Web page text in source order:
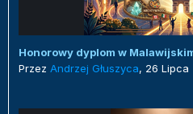
Przez Andrzej Głuszyca, 26 Lipca